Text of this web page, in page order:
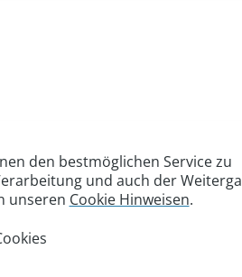
den bestmöglichen Service zu
und auch der
unseren Cookie Hinweisen.